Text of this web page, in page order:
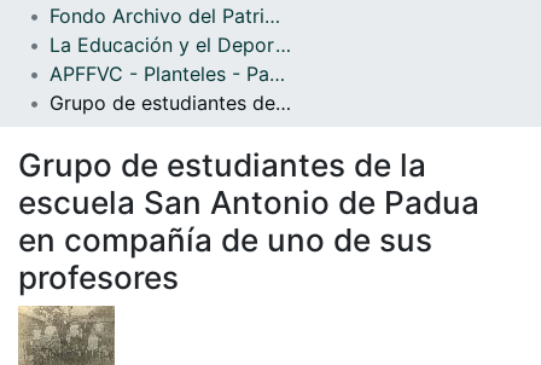
Fondo Archivo del Patrimonio Fotográfico y Fílmico del Valle del Cauca
La Educación y el Deporte
APFFVC - Planteles - Patrimonial
Grupo de estudiantes de la escuela San Antonio de Padua en compañía de uno de sus profesores
Grupo de estudiantes de la
escuela San Antonio de Padua
en compañía de uno de sus
profesores